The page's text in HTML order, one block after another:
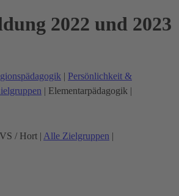
2022 und 2023
| Persönlichkeit &
| Elementarpädagogik |
/ Hort | Alle Zielgruppen |